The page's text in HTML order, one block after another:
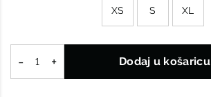
XS S XL
Dodaj u košaricu